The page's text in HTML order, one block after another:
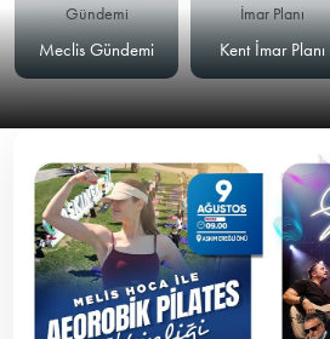
Meclis Gündemi
Kent İmar Planı